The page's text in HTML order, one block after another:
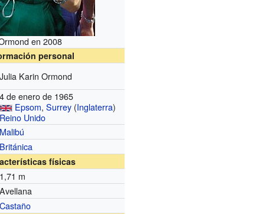
en 2008
personal
Julia Karin Ormond
4 de enero de 1965
Epsom,Surrey (Inglaterra)
Reino Unido
Malibú
Británica
físicas
1,71 m
Avellana
Castaño